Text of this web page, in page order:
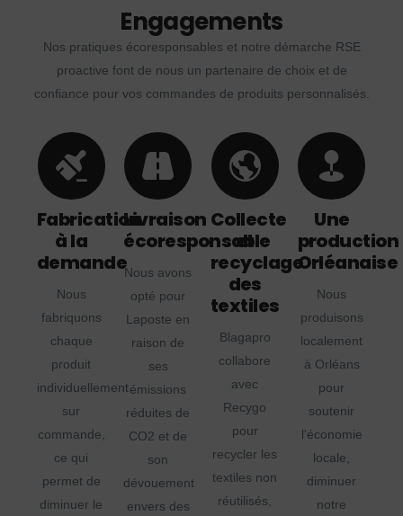
Engagements
Nos pratiques écoresponsables et notre démarche RSE
proactive font de nous un partenaire de choix et de
confiance pour vos commandes de produits personnalisés.
Fabrication
à la
demande
Nous
fabriquons
chaque
produit
individuellement
sur
commande,
ce qui
permet de
diminuer le
Livraison
écoresponsable
Nous avons
opté pour
Laposte en
raison de
ses
émissions
réduites de
CO2 et de
son
dévouement
envers des
Collecte
et
recyclage
des
textiles
Blagapro
collabore
avec
Recygo
pour
recycler les
textiles non
réutilisés,
Une
production
Orléanaise
Nous
produisons
localement
à Orléans
pour
soutenir
l'économie
locale,
diminuer
notre